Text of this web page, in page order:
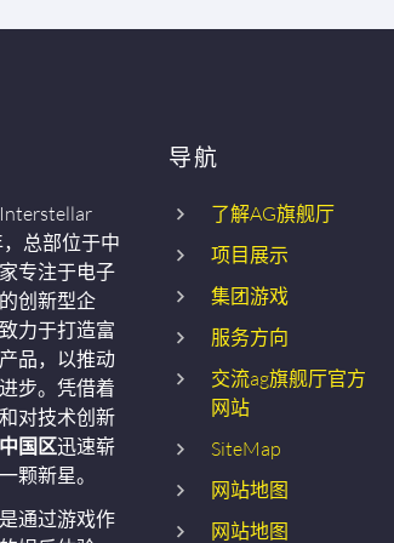
总部位于中
专注于电子
创新型企
力于打造富
品，以推动
步。凭借着
对技术创新
国区迅速崭
颗新星。
通过游戏作
导航
了解AG旗舰厅
项目展示
集团游戏
服务方向
交流ag旗舰厅官方
网站
SiteMap
网站地图
网站地图